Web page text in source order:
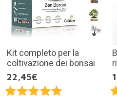
Kit completo per la
coltivazione dei bonsai
22,45€